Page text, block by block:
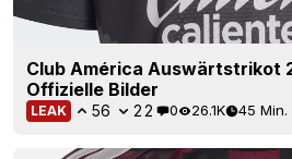
Club América Auswärtstrikot
Offizielle Bilder
LEAK 56 22 0 26.1K 45 Min.